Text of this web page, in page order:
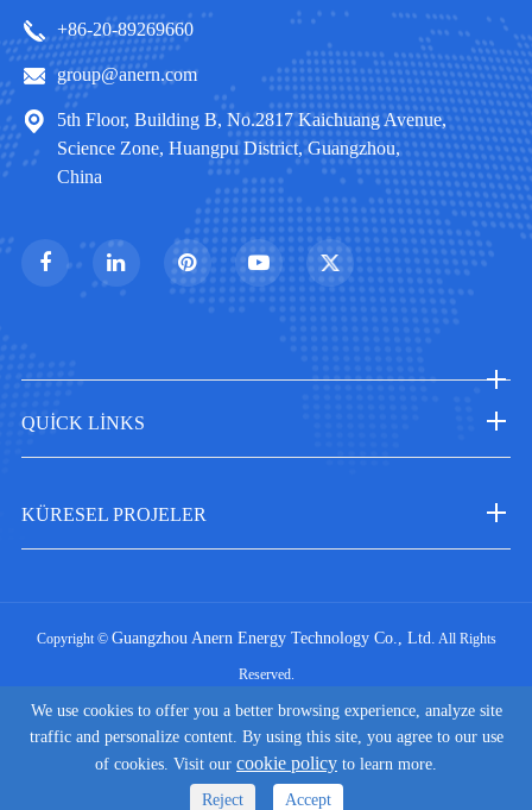
+86-20-89269660
group@anern.com
5th Floor, Building B, No.2817 Kaichuang Avenue,
Science Zone, Huangpu District, Guangzhou,
China
QUICK LINKS
KÜRESEL PROJELER
Copyright © Guangzhou Anern Energy Technology Co., Ltd. All Rights
Reserved.
Sitemap | Privacy Policy
We use cookies to offer you a better browsing experience, analyze site
traffic and personalize content. By using this site, you agree to our use
of cookies. Visit our cookie policy to learn more.
Reject
Accept